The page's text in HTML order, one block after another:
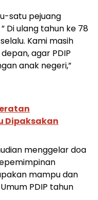
satu pejuang
Di ulang tahun ke 78
Kami masih
agar PDIP
anak negeri,”
Dipaksakan
menggelar doa
mampu dan
PDIP tahun